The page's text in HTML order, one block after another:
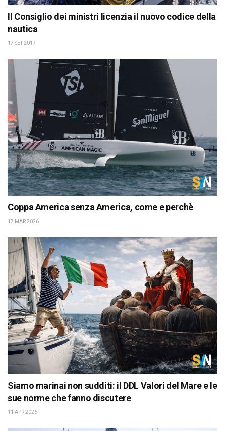
Il Consiglio dei ministri licenzia il nuovo codice della
nautica
17 SET 2017
Coppa America senza America, come e perchè
17 MAR 2026
Siamo marinai non sudditi: il DDL Valori del Mare e le
sue norme che fanno discutere
11 APR 2026